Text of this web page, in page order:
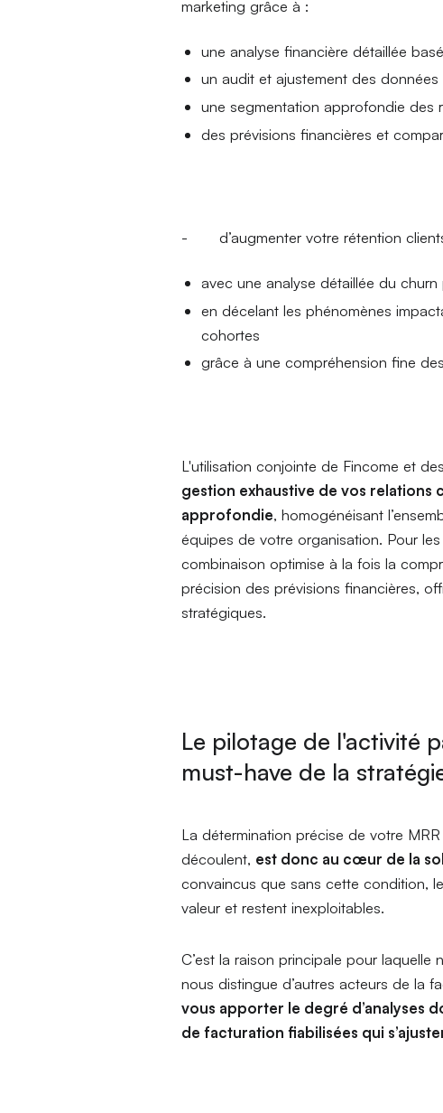
marketing grâce à :
une analyse financière détaillée
un audit et ajustement des
une segmentation approfondie des
des prévisions financières et
- d’augmenter votre rétention
avec une analyse détaillée du
en décelant les phénomènes
cohortes
grâce à une compréhension fine
L'utilisation conjointe de Fincome et
gestion exhaustive de vos relations
approfondie, homogénéisant
équipes de votre organisation. Pour
combinaison optimise à la fois la
précision des prévisions financières,
stratégiques.
Le pilotage de l'activité
must-have de la
La détermination précise de votre
découlent, est donc au cœur de la
convaincus que sans cette condition,
valeur et restent inexploitables.
C’est la raison principale pour
nous distingue d’autres acteurs de la
vous apporter le degré d’analyses
de facturation fiabilisées qui